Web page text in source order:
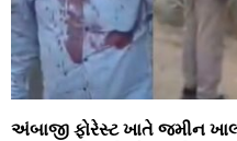
અંબાજી ફોરેસ્ટ ખાતે જમીન